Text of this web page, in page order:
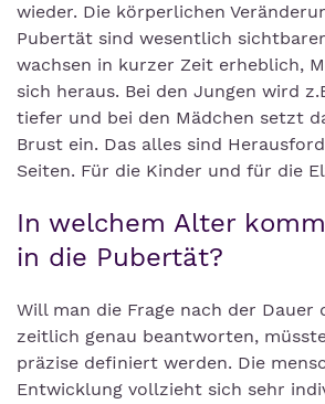
wieder. Die körperlichen
Pubertät sind wesentlich
wachsen in kurzer Zeit erheblich,
sich heraus. Bei den Jungen wird
tiefer und bei den Mädchen setzt
Brust ein. Das alles sind
Seiten. Für die Kinder und für die
In welchem Alter
in die Pubertät?
Will man die Frage nach der Dauer
zeitlich genau beantworten,
präzise definiert werden. Die
Entwicklung vollzieht sich sehr